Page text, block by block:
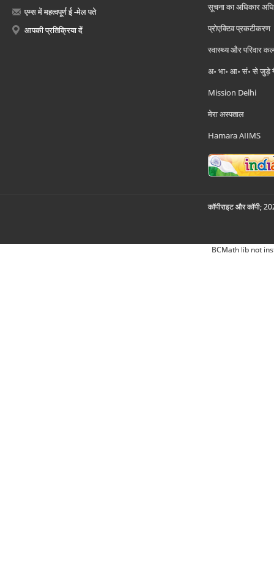
एम्स में महत्वपूर्ण ई -मेल पते
आपकी प्रतिक्रिया दें
सूचना का अधिकार
प्रोएक्टिव प्रकटीकरण
स्वास्थ्य और परिवार
अ॰ भा॰ आ॰ सं॰ से जुड़े
Mission Delhi
मेरा अस्पताल
Hamara AIIMS
कॉपीराइट और कॉपी;
BCMath lib not